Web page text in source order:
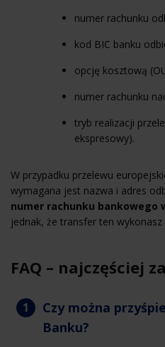
numer rachunku
kod BIC banku
opcję kosztową
numer rachunku
tryb realizacji
ekspresowy).
W przypadku przelewu
wymagana jest nazwa i adres
numer rachunku bankowego
jednak, że transfer ten wykonasz
FAQ – najczęściej
Czy można
Banku?